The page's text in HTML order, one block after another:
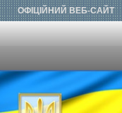
ОФІЦІЙНИЙ ВЕБ-САЙТ